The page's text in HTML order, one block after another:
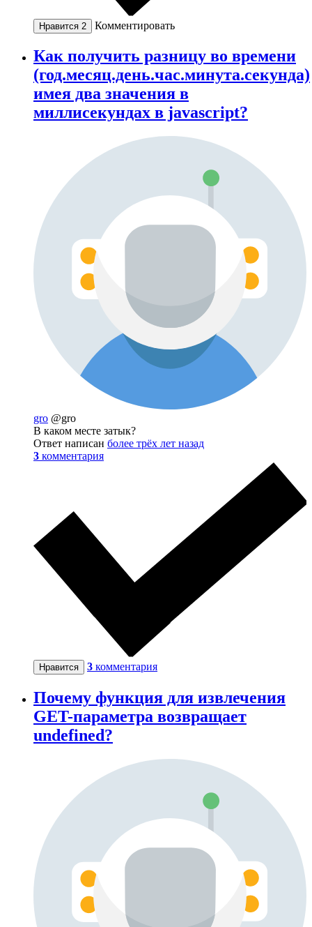
Нравится 2 Комментировать
Как получить разницу во времени
(год.месяц.день.час.минута.секунда)
имея два значения в
миллисекундах в javascript?
gro @gro
В каком месте затык?
Ответ написан более трёх лет назад
3 комментария
Нравится 3 комментария
Почему функция для извлечения
GET-параметра возвращает
undefined?